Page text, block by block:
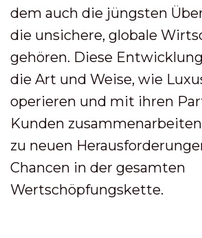
dem auch die jüngsten
die unsichere, globale
gehören. Diese
die Art und Weise, wie
operieren und mit ihren
Kunden
zu neuen
Chancen in der gesamten
Wertschöpfungskette.